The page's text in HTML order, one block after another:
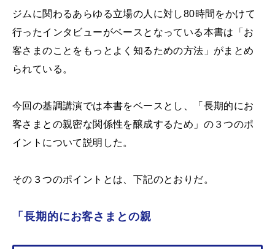
ジムに関わるあらゆる立場の人に対し80時間をかけて
行ったインタビューがベースとなっている本書は「お
客さまのことをもっとよく知るための方法」がまとめ
られている。
今回の基調講演では本書をベースとし、「長期的にお
客さまとの親密な関係性を醸成するため」の３つのポ
イントについて説明した。
その３つのポイントとは、下記のとおりだ。
「長期的にお客さまとの親